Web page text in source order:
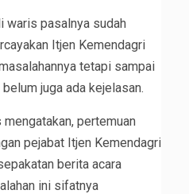
waris pasalnya sudah
Itjen Kemendagri
tetapi sampai
juga ada kejelasan.
pertemuan
pejabat Itjen Kemendagri
berita acara
ini sifatnya